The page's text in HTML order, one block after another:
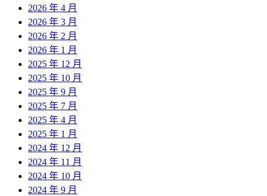
2026 年 4 月
2026 年 3 月
2026 年 2 月
2026 年 1 月
2025 年 12 月
2025 年 10 月
2025 年 9 月
2025 年 7 月
2025 年 4 月
2025 年 1 月
2024 年 12 月
2024 年 11 月
2024 年 10 月
2024 年 9 月